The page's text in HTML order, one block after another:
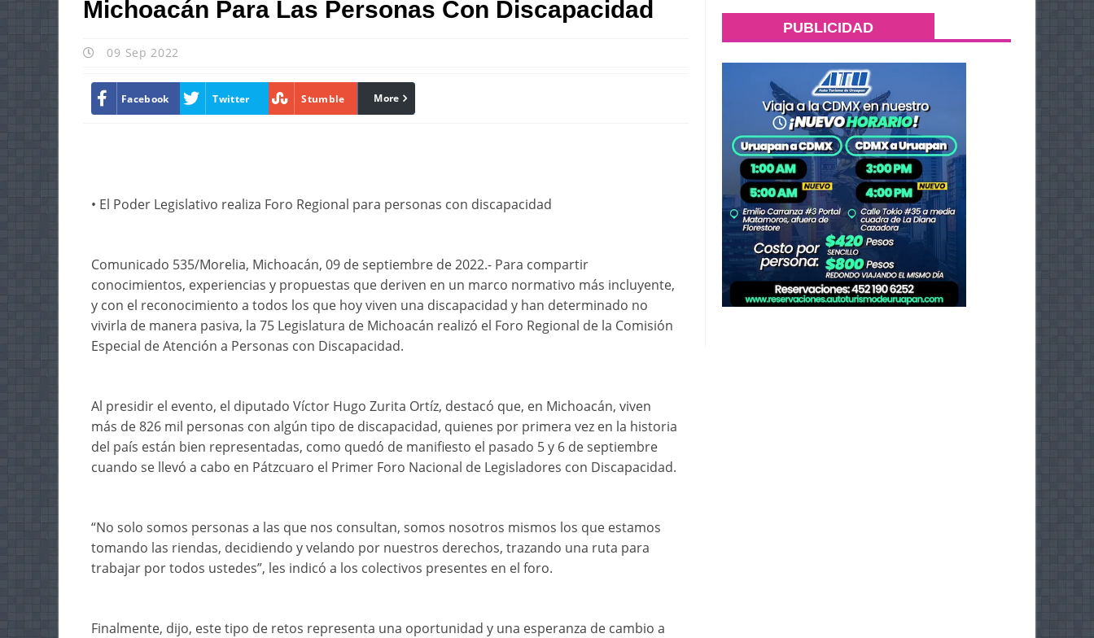
Michoacán Para Las Personas Con Discapacidad
09 Sep 2022
Facebook Twitter Stumble linkedin
More
• El Poder Legislativo realiza Foro Regional para personas con discapacidad
Comunicado 535/Morelia, Michoacán, 09 de septiembre de 2022.- Para compartir
conocimientos, experiencias y propuestas que deriven en un marco normativo más incluyente,
y con el reconocimiento a todos los que hoy viven una discapacidad y han determinado no
vivirla de manera pasiva, la 75 Legislatura de Michoacán realizó el Foro Regional de la Comisión
Especial de Atención a Personas con Discapacidad.
Al presidir el evento, el diputado Víctor Hugo Zurita Ortíz, destacó que, en Michoacán, viven
más de 826 mil personas con algún tipo de discapacidad, quienes por primera vez en la historia
del país están bien representadas, como quedó de manifiesto el pasado 5 y 6 de septiembre
cuando se llevó a cabo en Pátzcuaro el Primer Foro Nacional de Legisladores con Discapacidad.
“No solo somos personas a las que nos consultan, somos nosotros mismos los que estamos
tomando las riendas, decidiendo y velando por nuestros derechos, trazando una ruta para
trabajar por todos ustedes”, les indicó a los colectivos presentes en el foro.
Finalmente, dijo, este tipo de retos representa una oportunidad y una esperanza de cambio a
PUBLICIDAD